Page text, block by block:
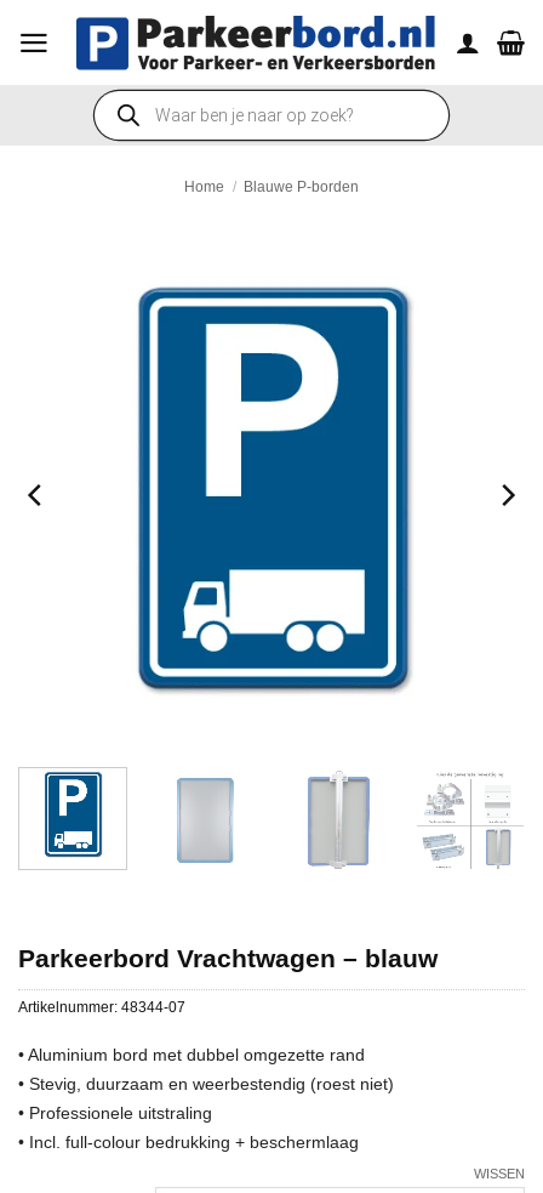
naar
Producten
zoeken
Home / Blauwe P-borden
Parkeerbord Vrachtwagen – blauw
Artikelnummer: 48344-07
• Aluminium bord met dubbel omgezette rand
• Stevig, duurzaam en weerbestendig (roest niet)
• Professionele uitstraling
• Incl. full-colour bedrukking + beschermlaag
WISSEN